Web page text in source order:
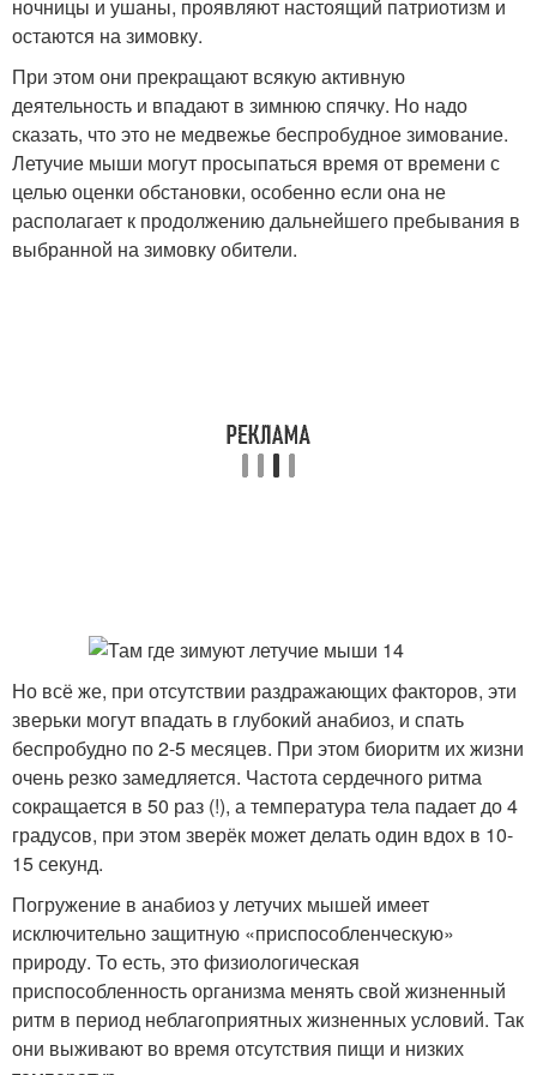
ночницы и ушаны, проявляют настоящий патриотизм и
остаются на зимовку.
При этом они прекращают всякую активную
деятельность и впадают в зимнюю спячку. Но надо
сказать, что это не медвежье беспробудное зимование.
Летучие мыши могут просыпаться время от времени с
целью оценки обстановки, особенно если она не
располагает к продолжению дальнейшего пребывания в
выбранной на зимовку обители.
Но всё же, при отсутствии раздражающих факторов, эти
зверьки могут впадать в глубокий анабиоз, и спать
беспробудно по 2-5 месяцев. При этом биоритм их жизни
очень резко замедляется. Частота сердечного ритма
сокращается в 50 раз (!), а температура тела падает до 4
градусов, при этом зверёк может делать один вдох в 10-
15 секунд.
Погружение в анабиоз у летучих мышей имеет
исключительно защитную «приспособленческую»
природу. То есть, это физиологическая
приспособленность организма менять свой жизненный
ритм в период неблагоприятных жизненных условий. Так
они выживают во время отсутствия пищи и низких